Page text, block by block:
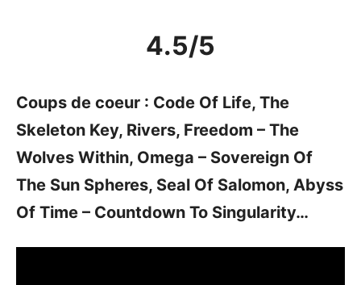
4.5/5
Coups de coeur : Code Of Life, The
Skeleton Key, Rivers, Freedom – The
Wolves Within, Omega – Sovereign Of
The Sun Spheres, Seal Of Salomon, Abyss
Of Time – Countdown To Singularity…